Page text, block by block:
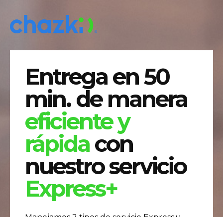
Entrega en 50
min. de manera
eficiente y
rápida con
nuestro servicio
Express+